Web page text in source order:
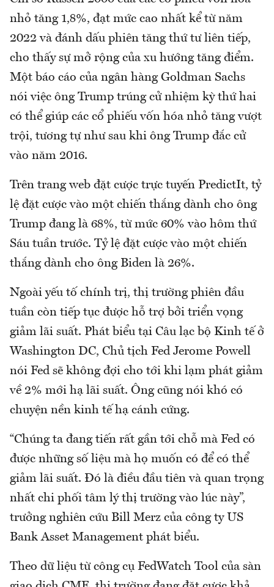
nhỏ tăng 1,8%, đạt mức cao nhất kể từ năm
2022 và đánh dấu phiên tăng thứ tư liên tiếp,
cho thấy sự mở rộng của xu hướng tăng điểm.
Một báo cáo của ngân hàng Goldman Sachs
nói việc ông Trump trúng cử nhiệm kỳ thứ hai
có thể giúp các cổ phiếu vốn hóa nhỏ tăng vượt
trội, tương tự như sau khi ông Trump đắc cử
vào năm 2016.
Trên trang web đặt cược trực tuyến PredictIt, tỷ
lệ đặt cược vào một chiến thắng dành cho ông
Trump đang là 68%, từ mức 60% vào hôm thứ
Sáu tuần trước. Tỷ lệ đặt cược vào một chiến
thắng dành cho ông Biden là 26%.
Ngoài yếu tố chính trị, thị trường phiên đầu
tuần còn tiếp tục được hỗ trợ bởi triển vọng
giảm lãi suất. Phát biểu tại Câu lạc bộ Kinh tế ở
Washington DC, Chủ tịch Fed Jerome Powell
nói Fed sẽ không đợi cho tới khi lạm phát giảm
về 2% mới hạ lãi suất. Ông cũng nói khó có
chuyện nền kinh tế hạ cánh cứng.
“Chúng ta đang tiến rất gần tới chỗ mà Fed có
được những số liệu mà họ muốn có để có thể
giảm lãi suất. Đó là điều đầu tiên và quan trọng
nhất chi phối tâm lý thị trường vào lúc này”,
trưởng nghiên cứu Bill Merz của công ty US
Bank Asset Management phát biểu.
Theo dữ liệu từ công cụ FedWatch Tool của sàn